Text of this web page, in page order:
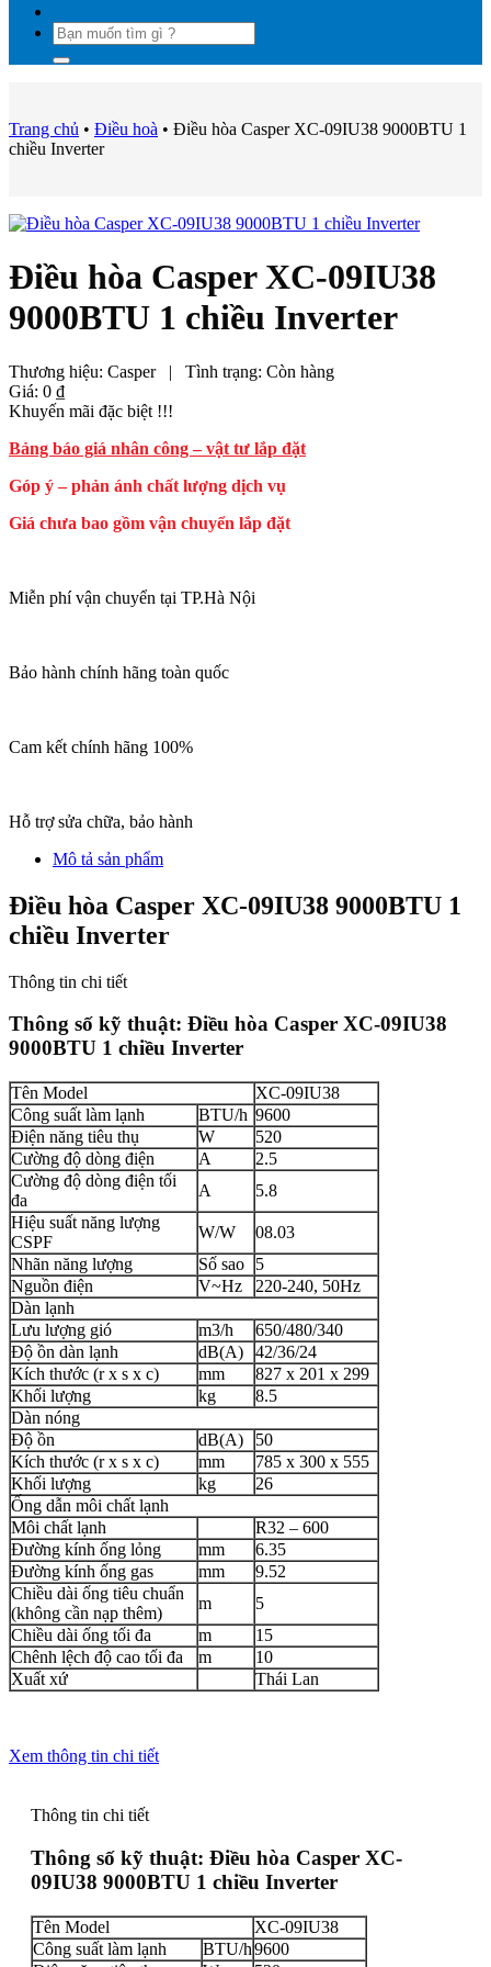
Tìm
kiếm:
Trang chủ • Điều hoà • Điều hòa Casper XC-09IU38 9000BTU 1
chiều Inverter
Điều hòa Casper XC-09IU38
9000BTU 1 chiều Inverter
Thương hiệu: Casper | Tình trạng: Còn hàng
Giá: 0 ₫
Khuyến mãi đặc biệt !!!
Bảng báo giá nhân công – vật tư lắp đặt
Góp ý – phản ánh chất lượng dịch vụ
Giá chưa bao gồm vận chuyển lắp đặt
Miễn phí vận chuyển tại TP.Hà Nội
Bảo hành chính hãng toàn quốc
Cam kết chính hãng 100%
Hỗ trợ sửa chữa, bảo hành
Mô tả sản phẩm
Điều hòa Casper XC-09IU38 9000BTU 1
chiều Inverter
Thông tin chi tiết
Thông số kỹ thuật: Điều hòa Casper XC-09IU38
9000BTU 1 chiều Inverter
Tên Model
XC-09IU38
Công suất làm lạnh
BTU/h 9600
Điện năng tiêu thụ
W
520
Cường độ dòng điện
A
2.5
Cường độ dòng điện tối
đa
A
5.8
Hiệu suất năng lượng
CSPF
W/W
08.03
Nhãn năng lượng
Số sao
5
Nguồn điện
V~Hz
220-240, 50Hz
Dàn lạnh
Lưu lượng gió
m3/h
650/480/340
Độ ồn dàn lạnh
dB(A)
42/36/24
Kích thước (r x s x c)
mm
827 x 201 x 299
Khối lượng
kg
8.5
Dàn nóng
Độ ồn
dB(A)
50
Kích thước (r x s x c)
mm
785 x 300 x 555
Khối lượng
kg
26
Ống dẫn môi chất lạnh
Môi chất lạnh
R32 – 600
Đường kính ống lỏng
mm
6.35
Đường kính ống gas
mm
9.52
Chiều dài ống tiêu chuẩn
(không cần nạp thêm)
m
5
Chiều dài ống tối đa
m
15
Chênh lệch độ cao tối đa
m
10
Xuất xứ
Thái Lan
Xem thông tin chi tiết
Thông tin chi tiết
Thông số kỹ thuật: Điều hòa Casper XC-
09IU38 9000BTU 1 chiều Inverter
Tên Model
XC-09IU38
Công suất làm lạnh
BTU/h9600